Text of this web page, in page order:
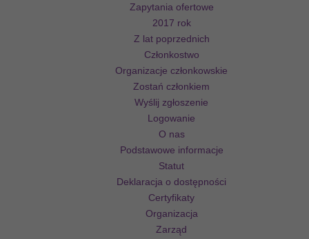
Zapytania ofertowe
2017 rok
Z lat poprzednich
Członkostwo
Organizacje członkowskie
Zostań członkiem
Wyślij zgłoszenie
Logowanie
O nas
Podstawowe informacje
Statut
Deklaracja o dostępności
Certyfikaty
Organizacja
Zarząd